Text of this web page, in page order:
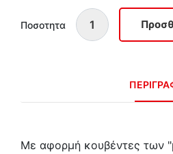
Ποσοτητα
Με αφορμή κουβέντες των